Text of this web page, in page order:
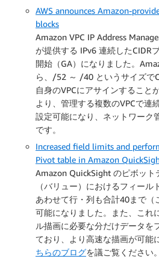
AWS announces Amazon-
blocks
Amazon VPC IP Address
が提供する IPv6 連続したCIDR
開始（GA）になりました。
ら、/52 ～ /40 というサイズで
自身のVPCにアサインすること
より、管理する複数のVPCで連
設定可能になり、ネットワーク
です。
Increased field limits and
Pivot table in Amazon
Amazon QuickSight のピボット
（バリュー）におけるフィール
あわせて行・列も合計40まで（
可能になりました。また、これ
ル描画に必要な分だけデータを
ており、より高速な描画が可能
ちらのブログを議ご覧ください。